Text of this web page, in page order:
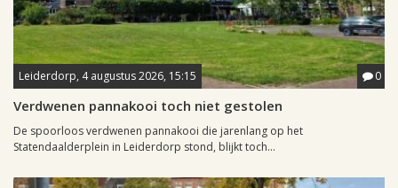
Leiderdorp, 4 augustus 2026, 15:15 0
Verdwenen pannakooi toch niet gestolen
De spoorloos verdwenen pannakooi die jarenlang op het
Statendaalderplein in Leiderdorp stond, blijkt toch...